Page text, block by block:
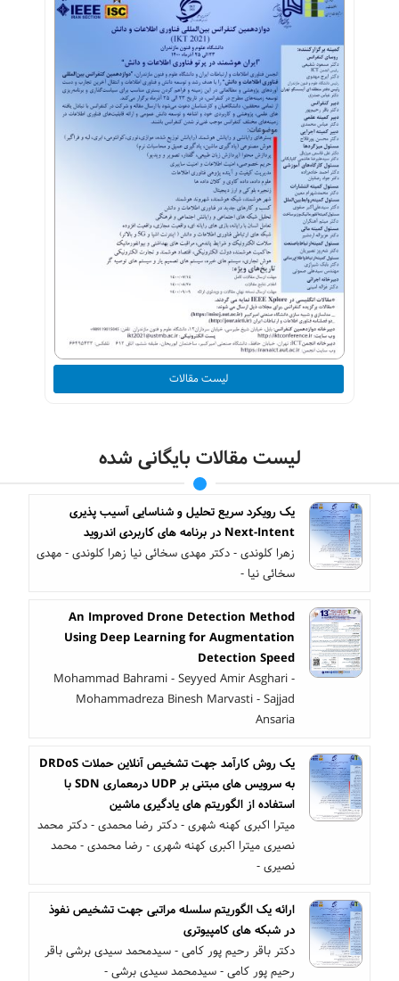
لیست مقالات
لیست مقالات بایگانی شده
یک رویکرد سریع تحلیل و شناسایی آسیب پذیری
Next-Intent در برنامه های کاربردی اندروید
زهرا کلوندی - دکتر مهدی سخائی نیا زهرا کلوندی - مهدی
سخائی نیا -
An Improved Drone Detection Method
Using Deep Learning for Augmentation
Detection Speed
Mohammad Bahrami - Seyyed Amir Asghari -
Mohammadreza Binesh Marvasti - Sajjad
Ansaria
یک روش کارآمد جهت تشخیص آنلاین حملات DRDoS
به سرویس های مبتنی بر UDP درمعماری SDN با
استفاده از الگوریتم های یادگیری ماشین
میترا اکبری کهنه شهری - دکتر رضا محمدی - دکتر محمد
نصیری میترا اکبری کهنه شهری - رضا محمدی - محمد
نصیری -
ارائه یک الگوریتم سلسله مراتبی جهت تشخیص نفوذ
در شبکه های کامپیوتری
دکتر باقر رحیم پور کامی - سیدمحمد سیدی برشی باقر
رحیم پور کامی - سیدمحمد سیدی برشی -